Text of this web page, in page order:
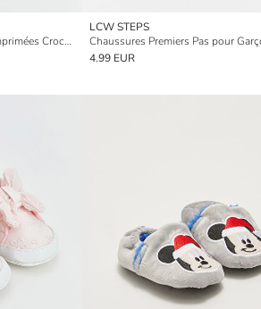
Chaussures Premiers Pas Imprimées Crocodile pour Garçons
LCW STEPS
4.99 EUR